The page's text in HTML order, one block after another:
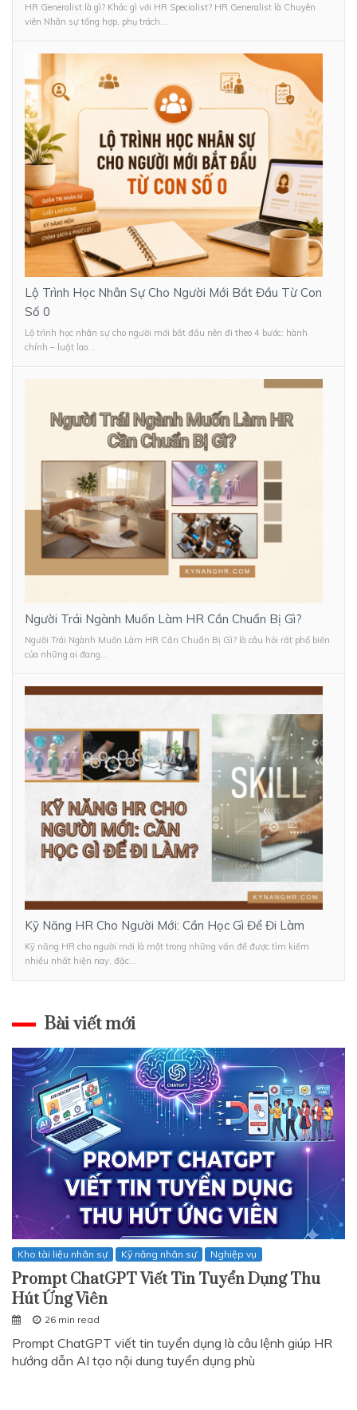
HR Generalist là gì? Khác gì với HR Specialist? HR Generalist là Chuyên
viên Nhân sự tổng hợp, phụ trách...
Lộ Trình Học Nhân Sự Cho Người Mới Bắt Đầu Từ Con
Số 0
Lộ trình học nhân sự cho người mới bắt đầu nên đi theo 4 bước: hành
chính – luật lao...
Người Trái Ngành Muốn Làm HR Cần Chuẩn Bị Gì?
Người Trái Ngành Muốn Làm HR Cần Chuẩn Bị Gì? là câu hỏi rất phổ biến
của những ai đang...
Kỹ Năng HR Cho Người Mới: Cần Học Gì Để Đi Làm
Kỹ năng HR cho người mới là một trong những vấn đề được tìm kiếm
nhiều nhất hiện nay, đặc...
Bài viết mới
Kho tài liệu nhân sự Kỹ năng nhân sự Nghiệp vụ
Prompt ChatGPT Viết Tin Tuyển Dụng Thu
Hút Ứng Viên
26 min read
Prompt ChatGPT viết tin tuyển dụng là câu lệnh giúp HR
hướng dẫn AI tạo nội dung tuyển dụng phù